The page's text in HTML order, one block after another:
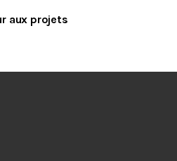
aux projets